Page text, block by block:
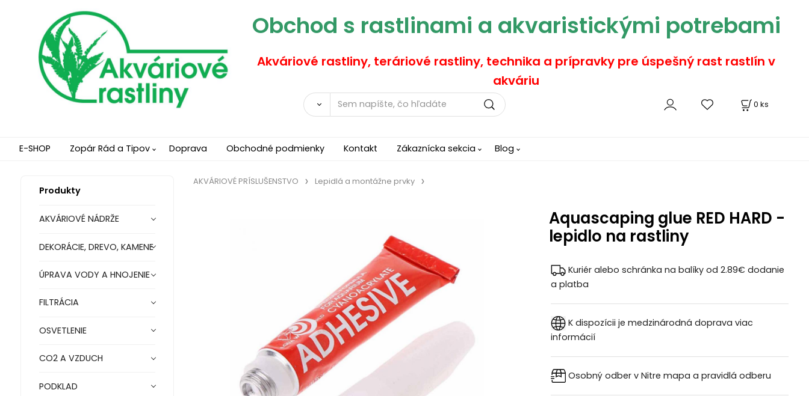
Obchod s rastlinami a akvaristickými potrebami
Akváriové rastliny, teráriové rastliny, technika a prípravky pre úspešný rast rastlín v
akváriu
0 ks
E-SHOP Zopár Rád a Tipov Doprava Obchodné podmienky Kontakt Zákaznícka sekcia Blog
Produkty
AKVÁRIOVÉ NÁDRŽE
DEKORÁCIE, DREVO, KAMENE
ÚPRAVA VODY A HNOJENIE
FILTRÁCIA
OSVETLENIE
CO2 A VZDUCH
PODKLAD
AKVÁRIOVÉ PRÍSLUŠENSTVO Lepidlá a montážne prvky
Aquascaping glue RED HARD -
lepidlo na rastliny
Kuriér alebo schránka na balíky od 2.89€ dodanie
a platba
K dispozícii je medzinárodná doprava viac
informácií
Osobný odber v Nitre mapa a pravidlá odberu